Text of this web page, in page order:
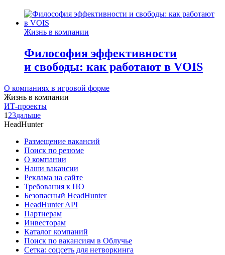
Жизнь в компании
Философия эффективности
и свободы: как работают в VOIS
О компаниях в игровой форме
Жизнь в компании
ИТ-проекты
1 23дальше
HeadHunter
Размещение вакансий
Поиск по резюме
О компании
Наши вакансии
Реклама на сайте
Требования к ПО
Безопасный HeadHunter
HeadHunter API
Партнерам
Инвесторам
Каталог компаний
Поиск по вакансиям в Облучье
Сетка: соцсеть для нетворкинга